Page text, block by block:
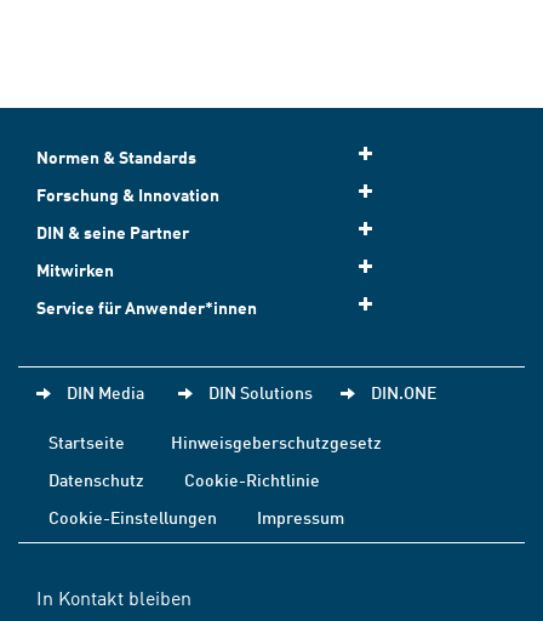
Normen & Standards
Forschung & Innovation
DIN & seine Partner
Mitwirken
Service für Anwender*innen
DIN Media DIN Solutions DIN.ONE
Startseite
Hinweisgeberschutzgesetz
Datenschutz
Cookie-Richtlinie
Cookie-Einstellungen
Impressum
In Kontakt bleiben